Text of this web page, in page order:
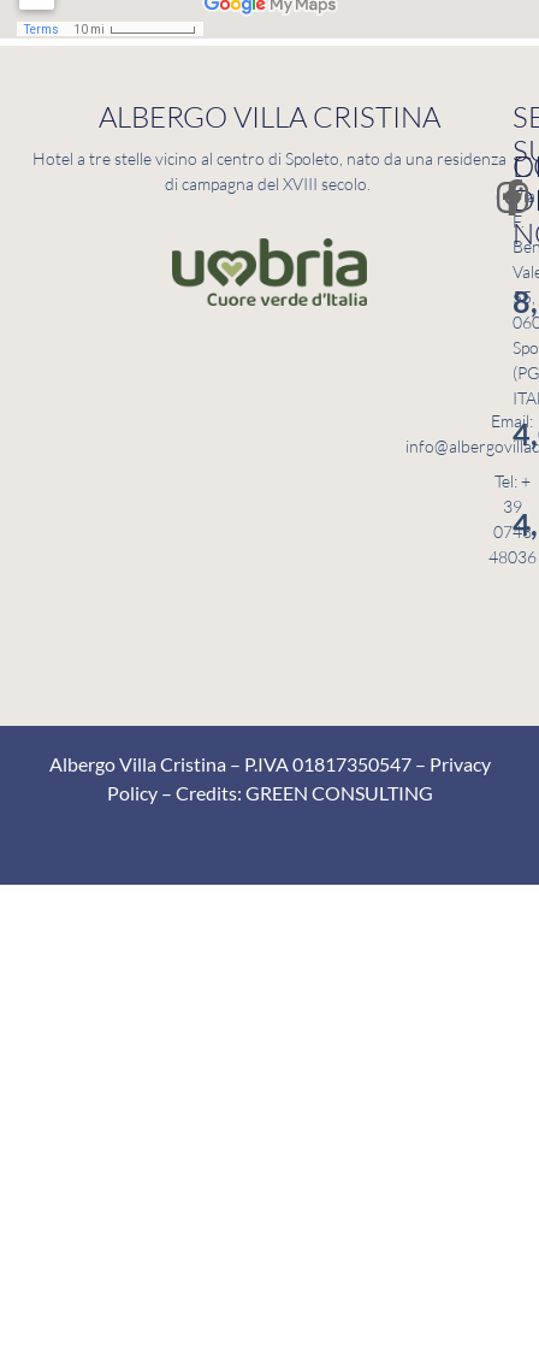
ALBERGO VILLA CRISTINA
Hotel a tre stelle vicino al centro di Spoleto, nato da una residenza
di campagna del XVIII secolo.
Via
F.
55,
Email:
Tel: +
39
0743
48036
Albergo Villa Cristina – P.IVA 01817350547 – Privacy
Policy– Credits: GREEN CONSULTING